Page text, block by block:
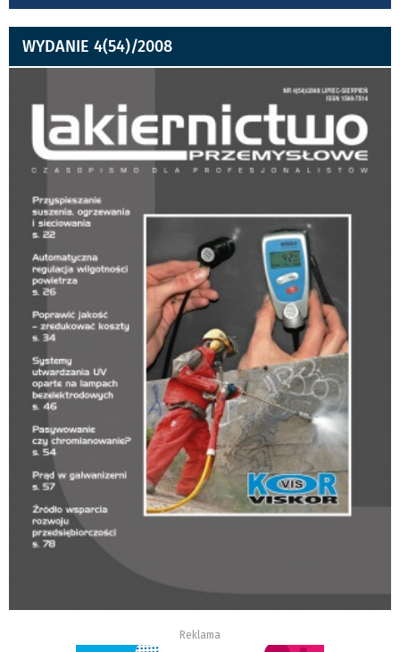
WYDANIE 4(54)/2008
Reklama